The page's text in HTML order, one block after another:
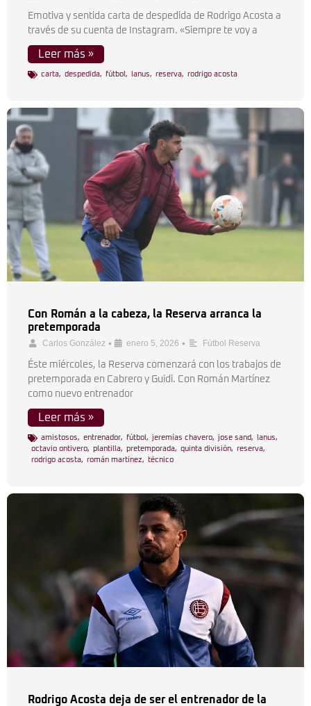
Emotiva y sentida carta de despedida de Rodrigo Acosta a
través de su cuenta de Instagram. «Siempre te voy a
Leer más »
carta, despedida, fútbol , lanus, reserva, rodrigo acosta
Con Román a la cabeza, la Reserva arranca la
pretemporada
Carlos González • enero 5, 2026 • Fútbol Reserva
Éste miércoles, la Reserva comenzará con los trabajos de
pretemporada en Cabrero y Guidi. Con Román Martínez
como nuevo entrenador
Leer más »
amistosos, entrenador, fútbol , jeremías chavero, jose sand, lanus,
octavio ontivero, plantilla, pretemporada, quinta división, reserva,
rodrigo acosta, román martínez, técnico
Rodrigo Acosta deja de ser el entrenador de la